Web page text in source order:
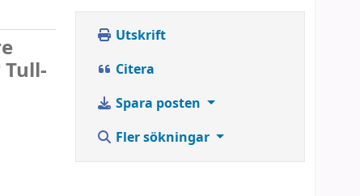
Utskrift
Citera
Spara posten
Fler sökningar